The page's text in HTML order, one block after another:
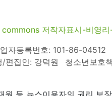
저작자표시-비영리
자등록번호: 101-86-04512
/편집인: 강덕원 청소년보호
원 등 뉴스이용자의 권리